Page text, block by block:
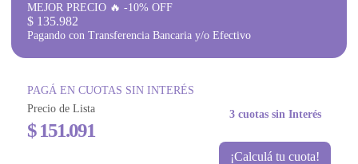
MEJOR PRECIO 🔥 -10% OFF
$ 135.982
Pagando con Transferencia Bancaria y/o Efectivo
PAGÁ EN CUOTAS SIN INTERÉS
Precio de Lista
$151.091
3 cuotas sin Interés
¡Calculá tu cuota!